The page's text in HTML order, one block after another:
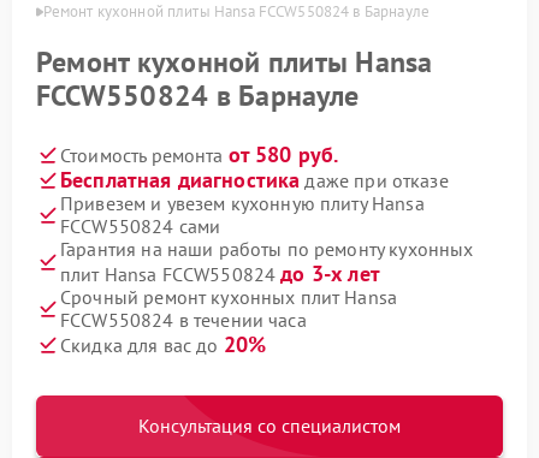
Ремонт кухонной плиты Hansa FCCW550824 в Барнауле
Ремонт кухонной плиты Hansa
FCCW550824 в Барнауле
Стоимость ремонта от 580 руб.
Бесплатная диагностика даже при отказе
Привезем и увезем кухонную плиту Hansa
FCCW550824 сами
Гарантия на наши работы по ремонту кухонных
плит Hansa FCCW550824до 3-х лет
Срочный ремонт кухонных плит Hansa
FCCW550824 в течении часа
Скидка для вас до 20%
Консультация со специалистом